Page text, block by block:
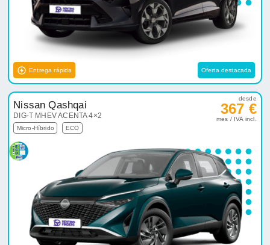
Entrega rápida Oferta destacada
Nissan Qashqai
DIG-T MHEV ACENTA 4×2
Micro-Híbrido ECO
desde
367 €
mes / IVA incl.